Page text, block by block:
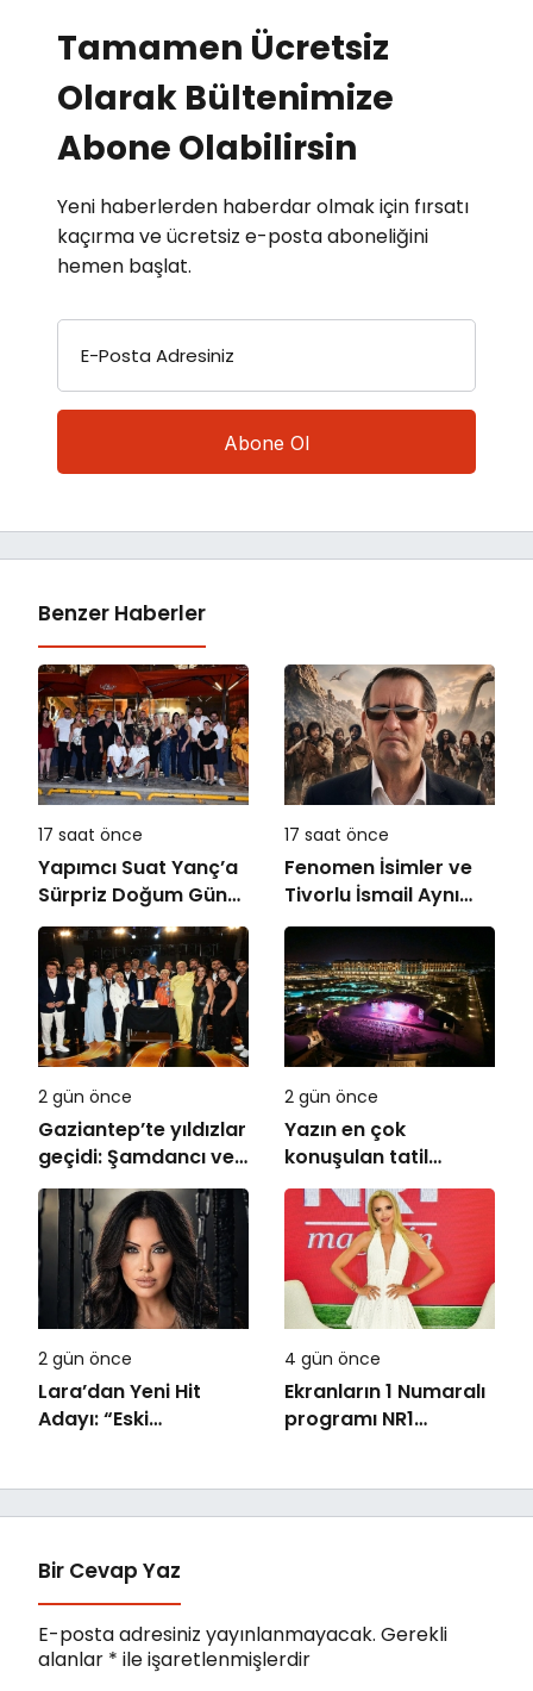
Tamamen Ücretsiz
Olarak Bültenimize
Abone Olabilirsin
Yeni haberlerden haberdar olmak için fırsatı
kaçırma ve ücretsiz e-posta aboneliğini
hemen başlat.
E-Posta Adresiniz
Benzer Haberler
17 saat önce
Yapımcı Suat Yanç’a
Sürpriz Doğum Günü
Kutlaması!
17 saat önce
Fenomen İsimler ve
Tivorlu İsmail Aynı
Filmde Buluştu!
!Kozalak Devri! 7
Ağustos’ta Vizyonda
2 gün önce
Gaziantep’te yıldızlar
geçidi: Şamdancı ve
By Mustafa açılışı ile
Green Park’ta
görkemli gala
2 gün önce
Yazın en çok
konuşulan tatil
kareleri bu sezon
Ethno Belek’ten geldi
2 gün önce
Lara’dan Yeni Hit
Adayı: “Eski
4 gün önce
Ekranların 1 Numaralı
programı NR1
Bir Cevap Yaz
E-posta adresiniz yayınlanmayacak. Gerekli
alanlar * ile işaretlenmişlerdir